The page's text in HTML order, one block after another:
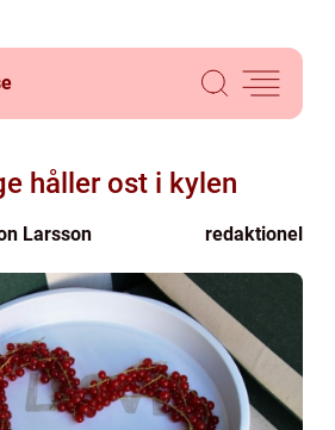
håller ost i kylen
Larsson redaktionel